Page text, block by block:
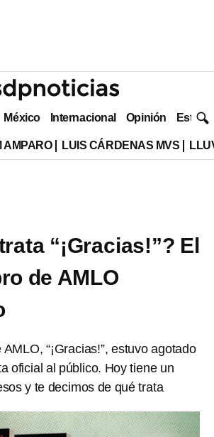
México Internacional Opinión Estilo
AMPARO LUIS CÁRDENAS MVS
“¡Gracias!”? El
de AMLO
“¡Gracias!”, estuvo agotado
oficial al público. Hoy tiene un
y te decimos de qué trata